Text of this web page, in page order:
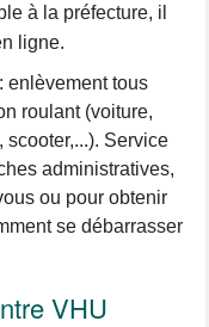
à la préfecture, il
ligne.
: enlèvement tous
roulant (voiture,
scooter,...). Service
administratives,
ou pour obtenir
se débarrasser
VHU